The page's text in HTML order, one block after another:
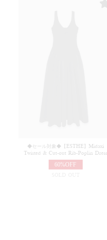
◆セール対象◆【ESTHE】Midaxi
Twisted & Cut-out Rib-Poplin Dress
60%OFF